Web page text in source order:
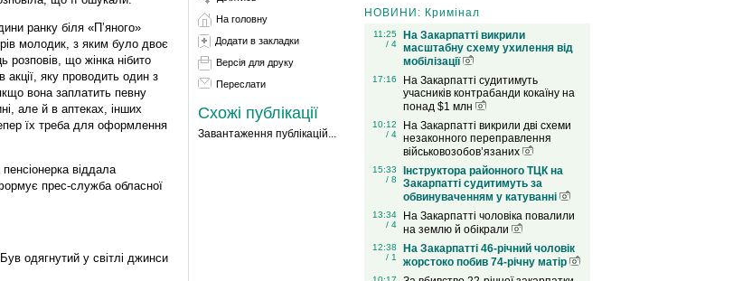
ранку біля «П’яного»
молодик, з яким було двоє
розповів, що жінка нібито
акції, яку проводить один з
вона заплатить певну
але й в аптеках, інших
їх треба для оформлення
віддала
прес-служба обласної
одягнутий у світлі джинси
На головну
Додати в закладки
Версія для друку
Переслати
Схожі публікації
Завантаження публікацій...
НОВИНИ: Кримінал
11:25
/ 4
На Закарпатті викрили
масштабну схему ухилення від
мобілізації
17:16
На Закарпатті судитимуть
учасників контрабанди кокаїну на
понад $1 млн
10:12
/ 4
На Закарпатті викрили дві схеми
незаконного переправлення
військовозобов’язаних
15:33
/ 8
Інструктора районного ТЦК на
Закарпатті судитимуть за
обвинуваченням у катуванні
13:34
/ 4
На Закарпатті чоловіка повалили
на землю й обікрали
12:38
/ 1
На Закарпатті 46-річний чоловік
жорстоко побив 74-річну матір